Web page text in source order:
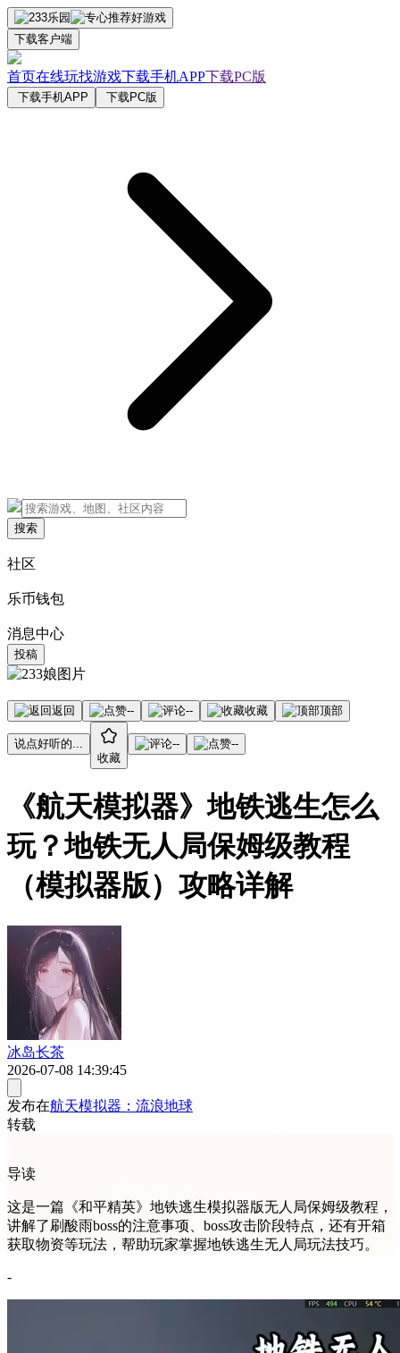
下载客户端
首页在线玩找游戏下载手机APP下载PC版
下载手机APP 下载PC版
搜索
社区
乐币钱包
消息中心
投稿
返回 -- -- 收藏 顶部
说点好听的...
收藏
-- --
《航天模拟器》地铁逃生怎么
玩？地铁无人局保姆级教程
（模拟器版）攻略详解
冰岛长茶
2026-07-08 14:39:45
发布在航天模拟器：流浪地球
转载
导读
这是一篇《和平精英》地铁逃生模拟器版无人局保姆级教程，
讲解了刷酸雨boss的注意事项、boss攻击阶段特点，还有开箱
获取物资等玩法，帮助玩家掌握地铁逃生无人局玩法技巧。
-